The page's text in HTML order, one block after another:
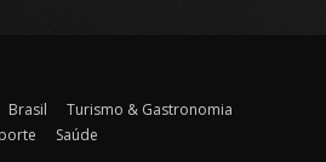
Brasil
Turismo & Gastronomia
Saúde